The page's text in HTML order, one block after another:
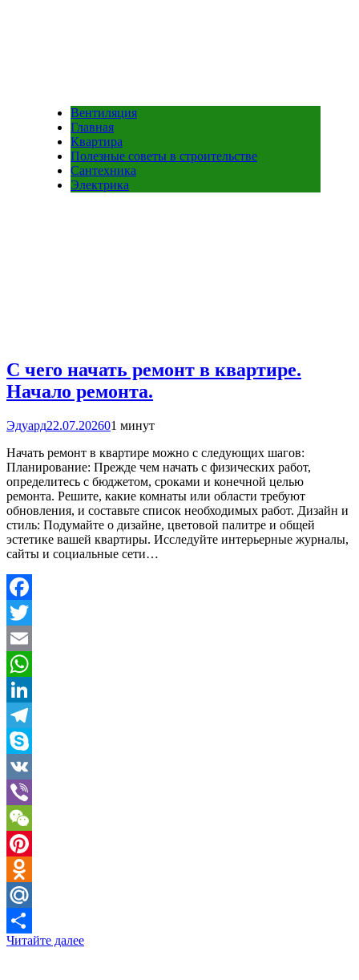
Вентиляция
Главная
Квартира
Полезные советы в строительстве
Сантехника
Электрика
С чего начать ремонт в квартире.
Начало ремонта.
Эдуард22.07.202601 минут
Начать ремонт в квартире можно с следующих шагов:
Планирование: Прежде чем начать с физических работ,
определитесь с бюджетом, сроками и конечной целью
ремонта. Решите, какие комнаты или области требуют
обновления, и составьте список необходимых работ. Дизайн и
стиль: Подумайте о дизайне, цветовой палитре и общей
эстетике вашей квартиры. Исследуйте интерьерные журналы,
сайты и социальные сети…
Facebook
Twitter
Email
WhatsApp
LinkedIn
Telegram
Skype
VK
Viber
WeChat
Pinterest
Odnoklassniki
Mail.Ru
Отправить
Читайте далее